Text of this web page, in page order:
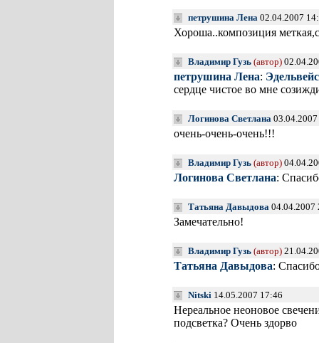
петрушина Лена 02.04.2007
Хороша..композиция
Владимир Гузь (автор)
петрушина Лена: Эдельвейс
сердце чистое во мне
Логинова Светлана
очень-очень-очень!!!
Владимир Гузь (автор)
Логинова Светлана:
Татьяна Давыдова
Замечательно!
Владимир Гузь (автор)
Татьяна Давыдова:
Nitski 14.05.2007 17:46
Нереальное неоновое
подсветка? Очень здорво